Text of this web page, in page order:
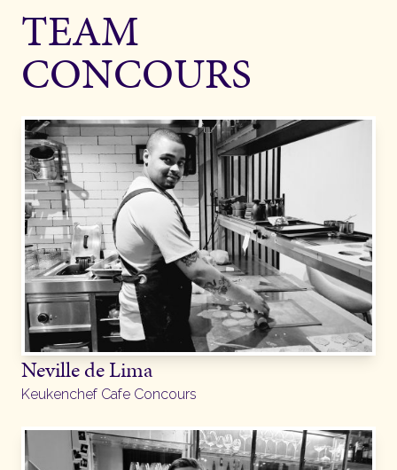
TEAM
CONCOURS
Neville de Lima
Keukenchef Cafe Concours